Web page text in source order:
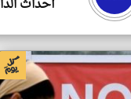
أحداث